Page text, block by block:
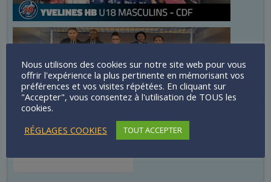
Newsletter Echos 78
Nous utilisons des cookies sur notre site web pour vous
offrir l'expérience la plus pertinente en mémorisant vos
préférences et vos visites répétées. En cliquant sur
"Accepter", vous consentez à l'utilisation de TOUS les
cookies.
RÉGLAGES COOKIES
TOUT ACCEPTER